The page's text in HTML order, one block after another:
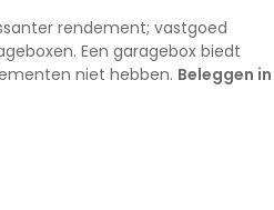
rendement; vastgoed
Een garagebox biedt
niet hebben. Beleggen in